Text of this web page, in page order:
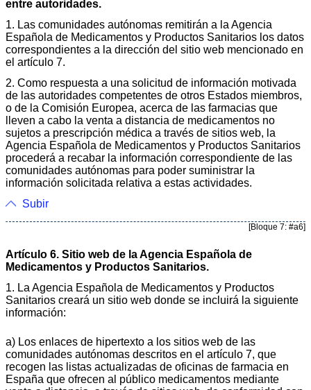
entre autoridades.
1. Las comunidades autónomas remitirán a la Agencia
Española de Medicamentos y Productos Sanitarios los datos
correspondientes a la dirección del sitio web mencionado en
el artículo 7.
2. Como respuesta a una solicitud de información motivada
de las autoridades competentes de otros Estados miembros,
o de la Comisión Europea, acerca de las farmacias que
lleven a cabo la venta a distancia de medicamentos no
sujetos a prescripción médica a través de sitios web, la
Agencia Española de Medicamentos y Productos Sanitarios
procederá a recabar la información correspondiente de las
comunidades autónomas para poder suministrar la
información solicitada relativa a estas actividades.
Subir
[Bloque 7: #a6]
Artículo 6. Sitio web de la Agencia Española de
Medicamentos y Productos Sanitarios.
1. La Agencia Española de Medicamentos y Productos
Sanitarios creará un sitio web donde se incluirá la siguiente
información:
a) Los enlaces de hipertexto a los sitios web de las
comunidades autónomas descritos en el artículo 7, que
recogen las listas actualizadas de oficinas de farmacia en
España que ofrecen al público medicamentos mediante